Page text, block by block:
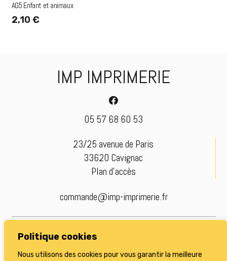
Politique cookies
Nous utilisons des cookies pour vous garantir la meilleure
AG5 Enfant et animaux
2,10 €
IMP IMPRIMERIE
05 57 68 60 53
23/25 avenue de Paris
33620 Cavignac
Plan d’accès
commande@imp-imprimerie.fr
© imp-imprimerie.fr |